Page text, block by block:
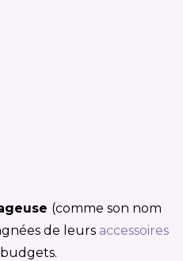
(comme son nom
de leurs accessoires